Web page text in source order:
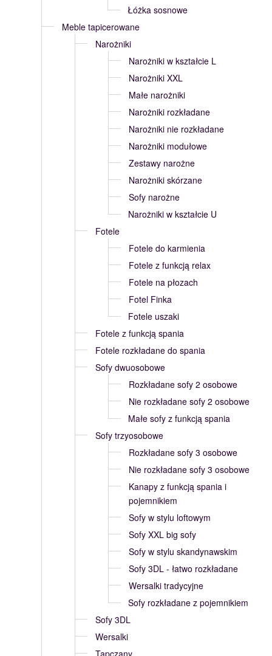
Łóżka sosnowe
Meble tapicerowane
Narożniki
Narożniki w kształcie L
Narożniki XXL
Małe narożniki
Narożniki rozkładane
Narożniki nie rozkładane
Narożniki modułowe
Zestawy narożne
Narożniki skórzane
Sofy narożne
Narożniki w kształcie U
Fotele
Fotele do karmienia
Fotele z funkcją relax
Fotele na płozach
Fotel Finka
Fotele uszaki
Fotele z funkcją spania
Fotele rozkładane do spania
Sofy dwuosobowe
Rozkładane sofy 2 osobowe
Nie rozkładane sofy 2 osobowe
Małe sofy z funkcją spania
Sofy trzyosobowe
Rozkładane sofy 3 osobowe
Nie rozkładane sofy 3 osobowe
Kanapy z funkcją spania i
pojemnikiem
Sofy w stylu loftowym
Sofy XXL big sofy
Sofy w stylu skandynawskim
Sofy 3DL - łatwo rozkładane
Wersalki tradycyjne
Sofy rozkładane z pojemnikiem
Sofy 3DL
Wersalki